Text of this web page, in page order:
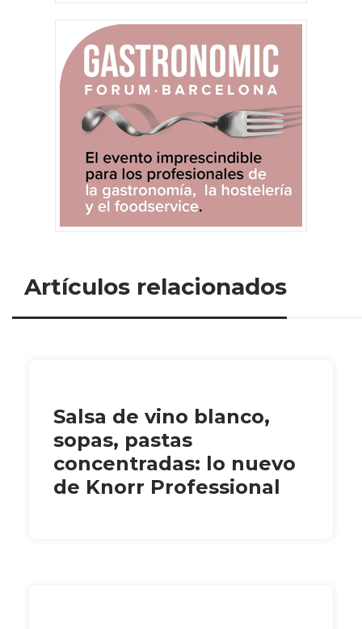
Artículos relacionados
Salsa de vino blanco,
sopas, pastas
concentradas: lo nuevo
de Knorr Professional